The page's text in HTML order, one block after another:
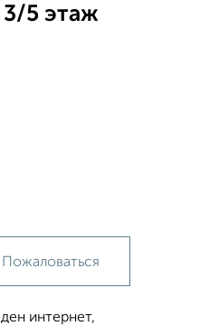
5 этаж
Пожаловаться
интернет,